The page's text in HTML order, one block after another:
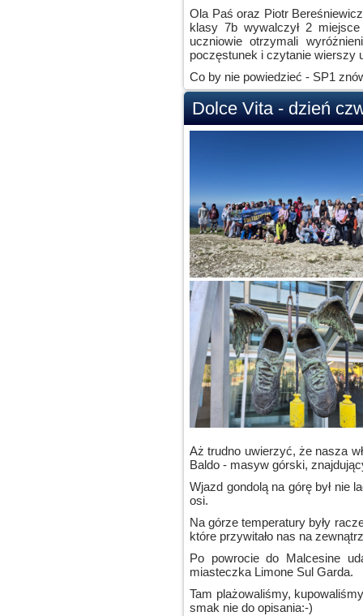
Ola Paś oraz Piotr
klasy 7b wywalczył 2
uczniowie otrzymali
poczęstunek i czytanie wierszy
Co by nie powiedzieć - SP1
Dolce Vita - dzień
Aż trudno uwierzyć, że nasza
Baldo - masyw górski,
Wjazd gondolą na górę był nie
osi.
Na górze temperatury były
które przywitało nas na
Po powrocie do Malcesine
miasteczka Limone Sul Garda.
Tam plażowaliśmy,
smak nie do opisania:-)